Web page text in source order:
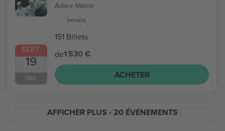
SEPT.
19
DIM.
Adare Manor
Ireland
151 Billets
de1 530 €
ACHETER
AFFICHER PLUS - 20 ÉVÉNEMENTS